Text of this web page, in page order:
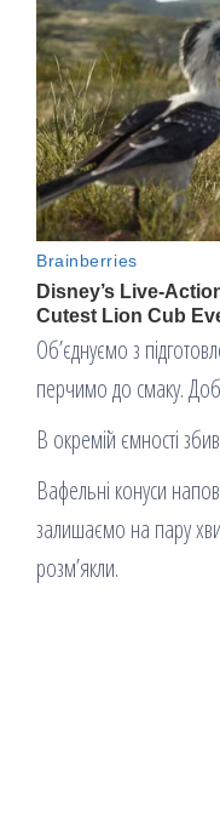
Об’єднуємо з
перчимо до смаку.
В окремій ємності
Вафельні конуси
залишаємо на пару
розм’якли.